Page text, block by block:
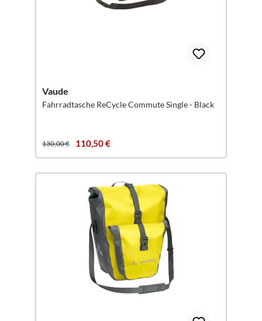
Vaude
Fahrradtasche ReCycle Commute Single - Black
130,00 € 110,50 €